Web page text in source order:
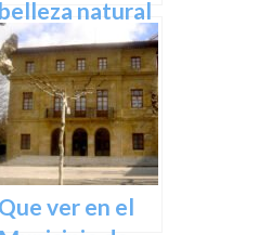
belleza natural
Parque
de
en tu
Que ver en el